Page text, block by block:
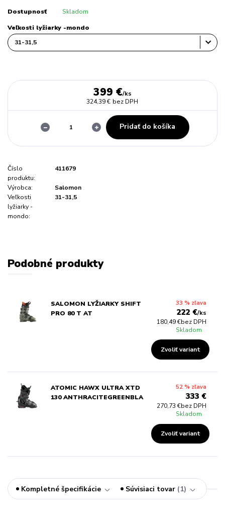
Dostupnosť Skladom
Veľkosti lyžiarky -mondo
399 €/ks
324,39 € bez DPH
Pridať do košíka
Číslo
produktu:
411679
Výrobca:
Salomon
Veľkosti
lyžiarky -
mondo:
31-31,5
Podobné produkty
SALOMON LYŽIARKY SHIFT
PRO 80 T AT
33 % zľava
222 €/ks
180,49 €bez DPH
Skladom
Zvoliť variant
ATOMIC HAWX ULTRA XTD
130 ANTHRACITEGREENBLA
52 % zľava
333 €
270,73 €bez DPH
Skladom
Zvoliť variant
Kompletné špecifikácie Súvisiaci tovar 1